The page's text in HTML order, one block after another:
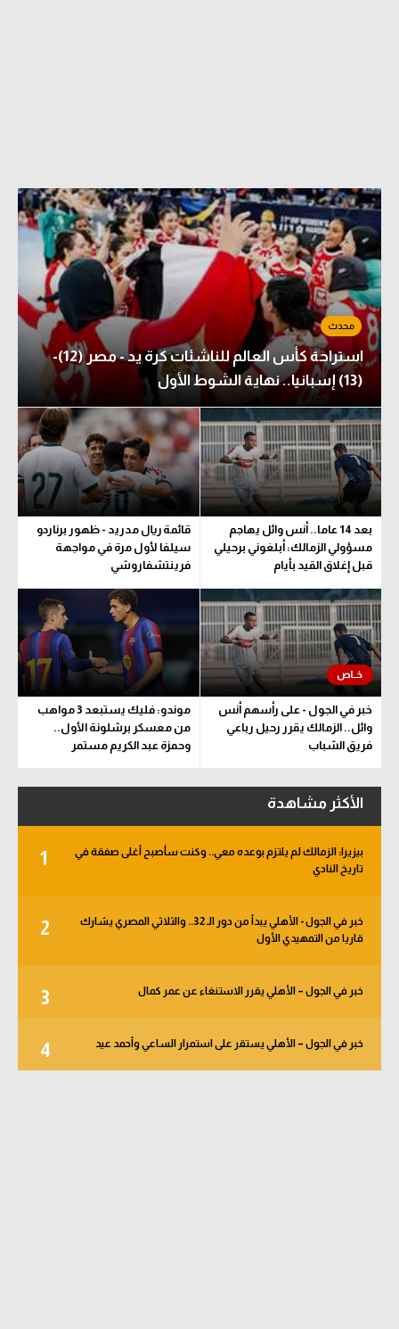
استراحة كأس العالم للناشئات كرة يد - مصر (12)-
(13) إسبانيا.. نهاية الشوط الأول
بعد 14 عاما.. أنس وائل يهاجم
مسؤولي الزمالك: أبلغوني برحيلي
قبل إغلاق القيد بأيام
قائمة ريال مدريد - ظهور برناردو
سيلفا لأول مرة في مواجهة
فرينتشفاروشي
خبر في الجول - على رأسهم أنس
وائل.. الزمالك يقرر رحيل رباعي
فريق الشباب
موندو: فليك يستبعد 3 مواهب
من معسكر برشلونة الأول..
وحمزة عبد الكريم مستمر
الأكثر مشاهدة
1
بيزيرا: الزمالك لم يلتزم بوعده معي.. وكنت سأصبح أغلى صفقة في
تاريخ النادي
2
خبر في الجول - الأهلي يبدأ من دور الـ 32.. والثلاثي المصري يشارك
قاريا من التمهيدي الأول
3 خبر في الجول – الأهلي يقرر الاستنغاء عن عمر كمال
4 خبر في الجول – الأهلي يستقر على استمرار الساعي وأحمد عيد